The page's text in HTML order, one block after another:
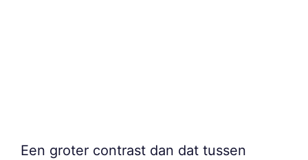
Een groter contrast dan dat tussen